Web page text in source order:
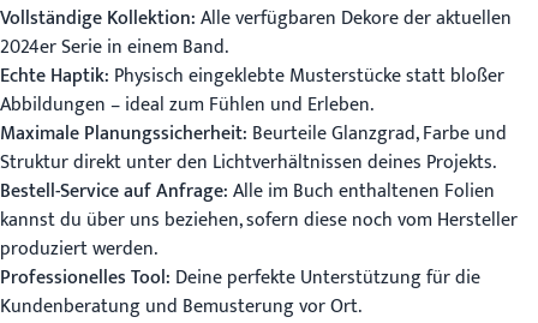
Vollständige Kollektion:Alle verfügbaren Dekore der aktuellen
2024er Serie in einem Band.
Echte Haptik: Physisch eingeklebte Musterstücke statt bloßer
Abbildungen – ideal zum Fühlen und Erleben.
Maximale Planungssicherheit: Beurteile Glanzgrad, Farbe und
Struktur direkt unter den Lichtverhältnissen deines Projekts.
Bestell-Service auf Anfrage:Alle im Buch enthaltenen Folien
kannst du über uns beziehen, sofern diese noch vom Hersteller
produziert werden.
Professionelles Tool: Deine perfekte Unterstützung für die
Kundenberatung und Bemusterung vor Ort.